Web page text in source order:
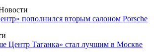
пополнился вторым салоном Porsche
Центр Таганка» стал лучшим в Москве